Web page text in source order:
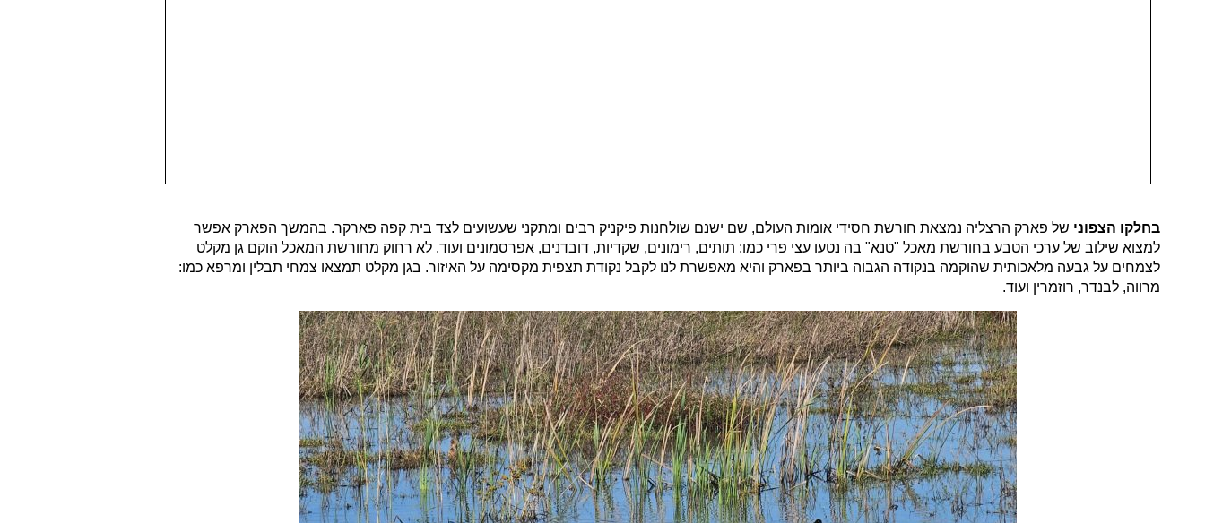
בחלקו הצפוני של פארק הרצליה נמצאת חורשת חסידי אומות העולם, שם ישנם שולחנות פיקניק רבים ומתקני שעשועים לצד בית קפה פארקר. בהמשך הפארק אפשר
למצוא שילוב של ערכי הטבע בחורשת מאכל "טנא" בה נטעו עצי פרי כמו: תותים, רימונים, שקדיות, דובדנים, אפרסמונים ועוד. לא רחוק מחורשת המאכל הוקם גן מקלט
לצמחים על גבעה מלאכותית שהוקמה בנקודה הגבוה ביותר בפארק והיא מאפשרת לנו לקבל נקודת תצפית מקסימה על האיזור. בגן מקלט תמצאו צמחי תבלין ומרפא כמו:
מרווה, לבנדר, רוזמרין ועוד.